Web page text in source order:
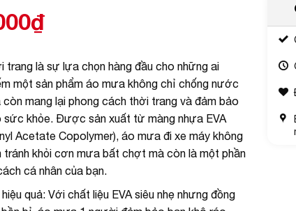
₫
trang là sự lựa chọn hàng đầu cho những ai
một sản phẩm áo mưa không chỉ chống nước
còn mang lại phong cách thời trang và đảm bảo
sức khỏe. Được sản xuất từ màng nhựa EVA
Acetate Copolymer), áo mưa đi xe máy không
tránh khỏi cơn mưa bất chợt mà còn là một phần
cá nhân của bạn.
quả: Với chất liệu EVA siêu nhẹ nhưng đồng